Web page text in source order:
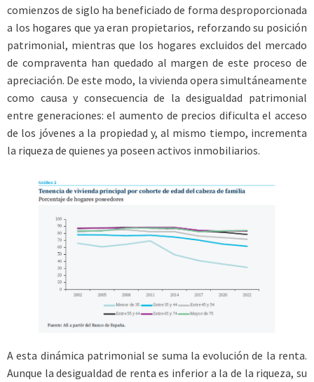
comienzos de siglo ha beneficiado de forma desproporcionada
a los hogares que ya eran propietarios, reforzando su posición
patrimonial, mientras que los hogares excluidos del mercado
de compraventa han quedado al margen de este proceso de
apreciación. De este modo, la vivienda opera simultáneamente
como causa y consecuencia de la desigualdad patrimonial
entre generaciones: el aumento de precios dificulta el acceso
de los jóvenes a la propiedad y, al mismo tiempo, incrementa
la riqueza de quienes ya poseen activos inmobiliarios.
A esta dinámica patrimonial se suma la evolución de la renta.
Aunque la desigualdad de renta es inferior a la de la riqueza, su